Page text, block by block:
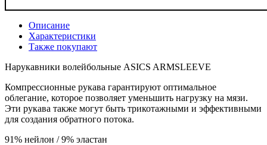
Описание
Характеристики
Также покупают
Нарукавники волейбольные ASICS ARMSLEEVE
Компрессионные рукава гарантируют оптимальное
облегание, которое позволяет уменьшить нагрузку на мязи.
Эти рукава также могут быть трикотажными и эффективными
для создания обратного потока.
91% нейлон / 9% эластан